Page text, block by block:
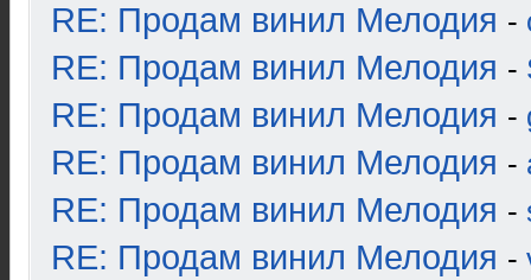
RE: Продам винил Мелодия -
RE: Продам винил Мелодия -
RE: Продам винил Мелодия -
RE: Продам винил Мелодия -
RE: Продам винил Мелодия -
RE: Продам винил Мелодия -